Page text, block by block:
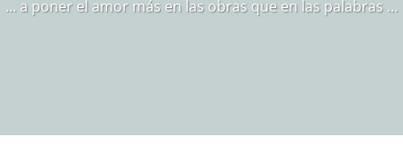
… a poner el amor más en las obras que en las palabras …